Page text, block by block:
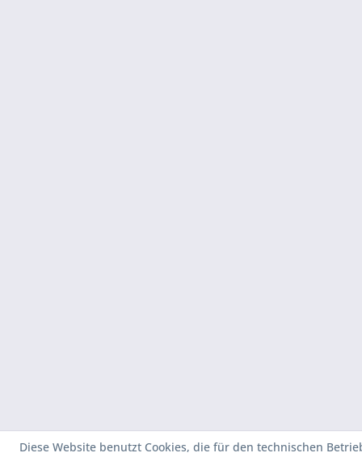
Diese Website benutzt Cookies, die für den technischen